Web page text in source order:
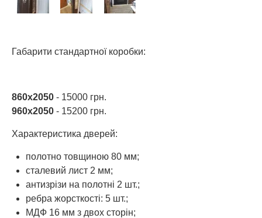
Габарити стандартної коробки:
860х2050 - 15000 грн.
960х2050 - 15200 грн.
Характеристика дверей:
полотно товщиною 80 мм;
сталевий лист 2 мм;
антизрізи на полотні 2 шт.;
ребра жорсткості: 5 шт.;
МДФ 16 мм з двох сторін;